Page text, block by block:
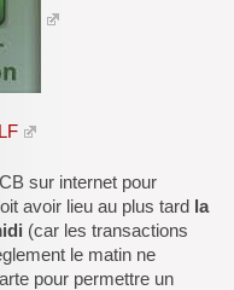
sur internet pour
avoir lieu au plus tard la
(car les transactions
le matin ne
pour permettre un